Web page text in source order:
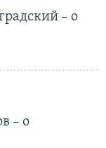
– о
– о